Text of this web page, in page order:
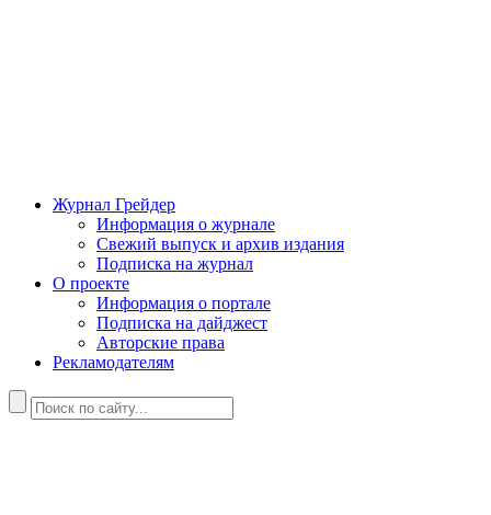
Журнал Грейдер
Информация о журнале
Свежий выпуск и архив издания
Подписка на журнал
О проекте
Информация о портале
Подписка на дайджест
Авторские права
Рекламодателям